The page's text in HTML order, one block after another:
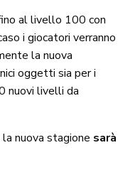
al livello 100 con
i giocatori verranno
la nuova
oggetti sia per i
nuovi livelli da
nuova stagione sarà